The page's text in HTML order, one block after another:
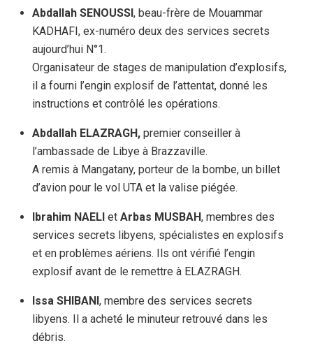
Abdallah SENOUSSI, beau-frère de Mouammar
KADHAFI, ex-numéro deux des services secrets
aujourd’hui N°1.
Organisateur de stages de manipulation d’explosifs,
il a fourni l’engin explosif de l’attentat, donné les
instructions et contrôlé les opérations.
Abdallah ELAZRAGH, premier conseiller à
l’ambassade de Libye à Brazzaville.
A remis à Mangatany, porteur de la bombe, un billet
d’avion pour le vol UTA et la valise piégée.
Ibrahim NAELI et Arbas MUSBAH, membres des
services secrets libyens, spécialistes en explosifs
et en problèmes aériens. Ils ont vérifié l’engin
explosif avant de le remettre à ELAZRAGH.
Issa SHIBANI, membre des services secrets
libyens. Il a acheté le minuteur retrouvé dans les
débris.